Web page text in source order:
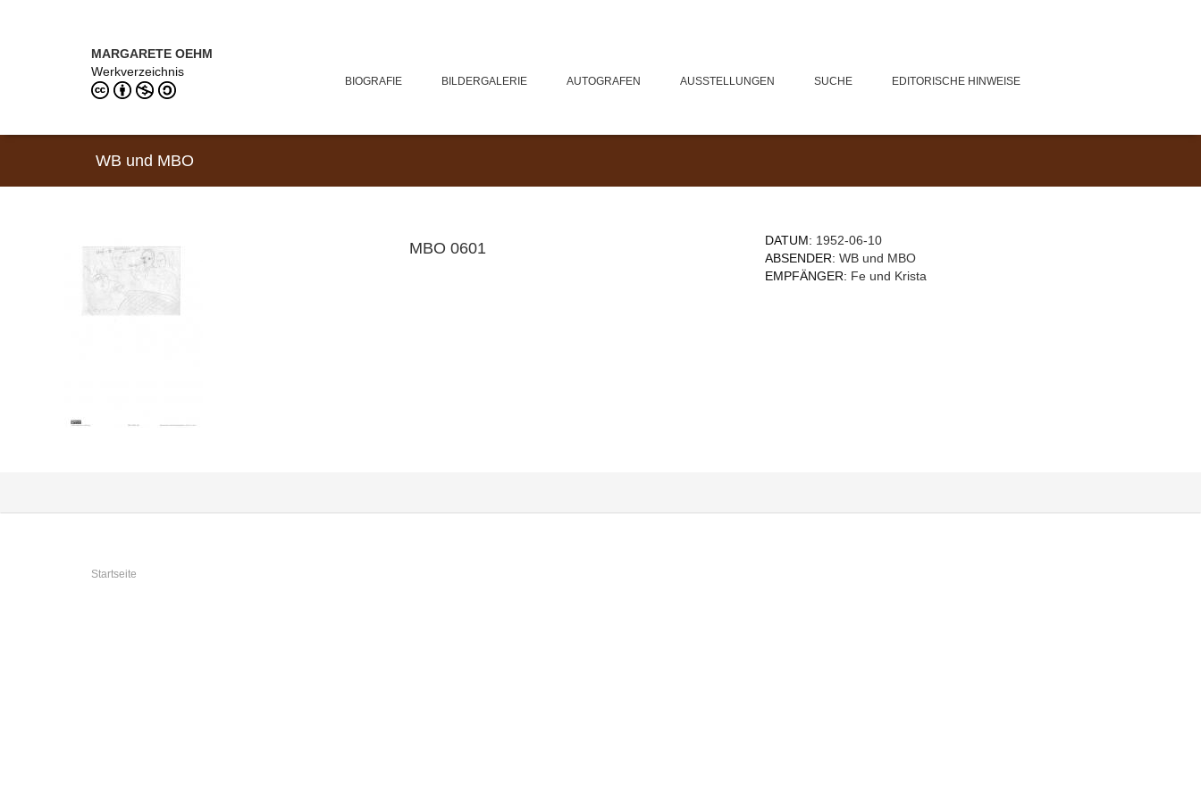
MARGARETE OEHM
Werkverzeichnis
BIOGRAFIE BILDERGALERIE AUTOGRAFEN AUSSTELLUNGEN SUCHE EDITORISCHE HINWEISE
WB und MBO
MBO 0601 DATUM: 1952-06-10
ABSENDER: WB und MBO
EMPFÄNGER: Fe und Krista
Sie sind hier
Startseite